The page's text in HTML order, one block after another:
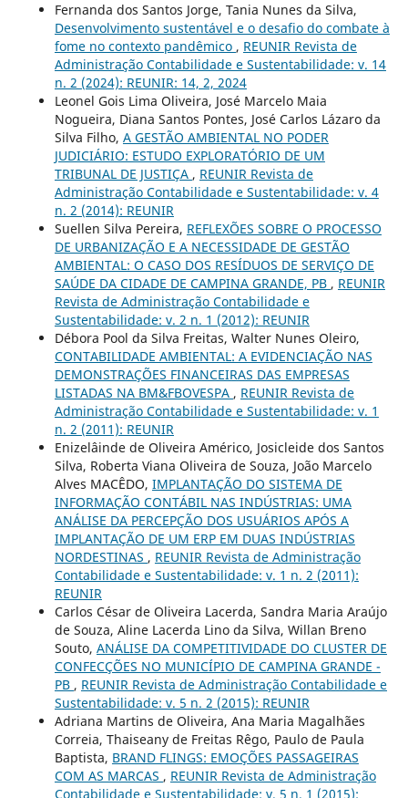
Fernanda dos Santos Jorge, Tania Nunes da Silva,
Desenvolvimento sustentável e o desafio do combate à
fome no contexto pandêmico , REUNIR Revista de
Administração Contabilidade e Sustentabilidade: v. 14
n. 2 (2024): REUNIR: 14, 2, 2024
Leonel Gois Lima Oliveira, José Marcelo Maia
Nogueira, Diana Santos Pontes, José Carlos Lázaro da
Silva Filho, A GESTÃO AMBIENTAL NO PODER
JUDICIÁRIO: ESTUDO EXPLORATÓRIO DE UM
TRIBUNAL DE JUSTIÇA , REUNIR Revista de
Administração Contabilidade e Sustentabilidade: v. 4
n. 2 (2014): REUNIR
Suellen Silva Pereira, REFLEXÕES SOBRE O PROCESSO
DE URBANIZAÇÃO E A NECESSIDADE DE GESTÃO
AMBIENTAL: O CASO DOS RESÍDUOS DE SERVIÇO DE
SAÚDE DA CIDADE DE CAMPINA GRANDE, PB , REUNIR
Revista de Administração Contabilidade e
Sustentabilidade: v. 2 n. 1 (2012): REUNIR
Débora Pool da Silva Freitas, Walter Nunes Oleiro,
CONTABILIDADE AMBIENTAL: A EVIDENCIAÇÃO NAS
DEMONSTRAÇÕES FINANCEIRAS DAS EMPRESAS
LISTADAS NA BM&FBOVESPA , REUNIR Revista de
Administração Contabilidade e Sustentabilidade: v. 1
n. 2 (2011): REUNIR
Enizelâinde de Oliveira Américo, Josicleide dos Santos
Silva, Roberta Viana Oliveira de Souza, João Marcelo
Alves MACÊDO, IMPLANTAÇÃO DO SISTEMA DE
INFORMAÇÃO CONTÁBIL NAS INDÚSTRIAS: UMA
ANÁLISE DA PERCEPÇÃO DOS USUÁRIOS APÓS A
IMPLANTAÇÃO DE UM ERP EM DUAS INDÚSTRIAS
NORDESTINAS , REUNIR Revista de Administração
Contabilidade e Sustentabilidade: v. 1 n. 2 (2011):
REUNIR
Carlos César de Oliveira Lacerda, Sandra Maria Araújo
de Souza, Aline Lacerda Lino da Silva, Willan Breno
Souto, ANÁLISE DA COMPETITIVIDADE DO CLUSTER DE
CONFECÇÕES NO MUNICÍPIO DE CAMPINA GRANDE -
PB , REUNIR Revista de Administração Contabilidade e
Sustentabilidade: v. 5 n. 2 (2015): REUNIR
Adriana Martins de Oliveira, Ana Maria Magalhães
Correia, Thaiseany de Freitas Rêgo, Paulo de Paula
Baptista, BRAND FLINGS: EMOÇÕES PASSAGEIRAS
COM AS MARCAS , REUNIR Revista de Administração
Contabilidade e Sustentabilidade: v. 5 n. 1 (2015):